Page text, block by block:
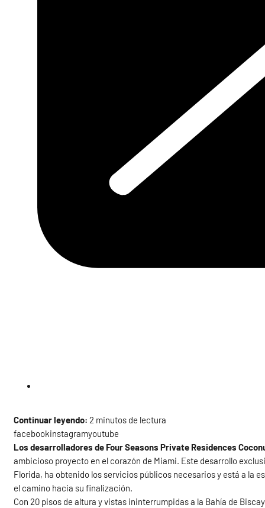
Continuar leyendo: 2 minutos de lectura
facebookinstagramyoutube
Los desarrolladores de Four Seasons Private Residences
ambicioso proyecto en el corazón de Miami. Este desarrollo
Florida, ha obtenido los servicios públicos necesarios y está a la
el camino hacia su finalización.
Con 20 pisos de altura y vistas ininterrumpidas a la Bahía de